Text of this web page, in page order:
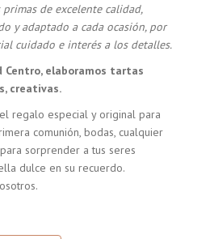
de excelente calidad,
y adaptado a cada ocasión, por
cuidado e interés a los detalles.
Centro, elaboramos tartas
creativas.
regalo especial y original para
comunión, bodas, cualquier
sorprender a tus seres
dulce en su recuerdo.